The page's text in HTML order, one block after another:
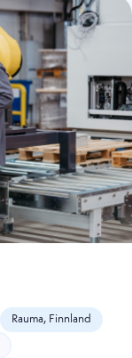
Rauma, Finnland